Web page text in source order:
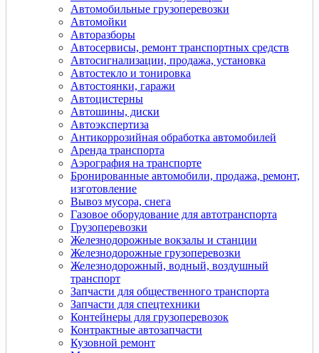
Автомобильные грузоперевозки
Автомойки
Авторазборы
Автосервисы, ремонт транспортных средств
Автосигнализации, продажа, установка
Автостекло и тонировка
Автостоянки, гаражи
Автоцистерны
Автошины, диски
Автоэкспертиза
Антикоррозийная обработка автомобилей
Аренда транспорта
Аэрография на транспорте
Бронированные автомобили, продажа, ремонт,
изготовление
Вывоз мусора, снега
Газовое оборудование для автотранспорта
Грузоперевозки
Железнодорожные вокзалы и станции
Железнодорожные грузоперевозки
Железнодорожный, водный, воздушный
транспорт
Запчасти для общественного транспорта
Запчасти для спецтехники
Контейнеры для грузоперевозок
Контрактные автозапчасти
Кузовной ремонт